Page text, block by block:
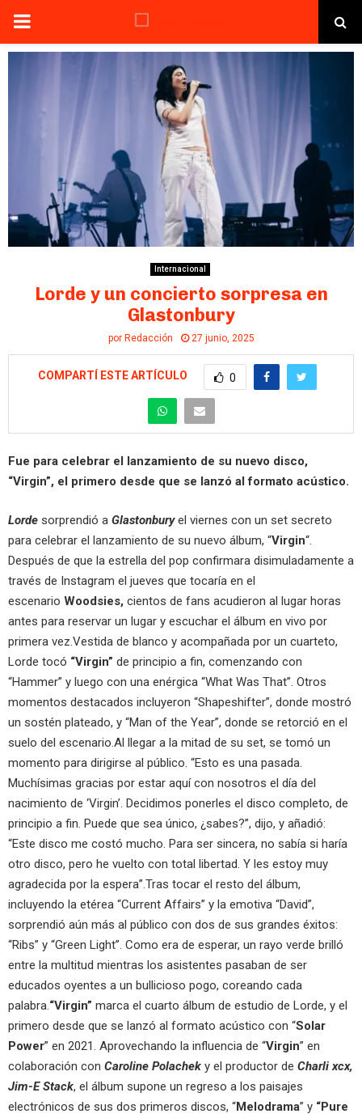
PRIMARY
Internacional
Lorde y un concierto sorpresa en
Glastonbury
por Redacción 27 junio, 2025
COMPARTÍ ESTE ARTÍCULO 0
Fue para celebrar el lanzamiento de su nuevo disco,
“Virgin”, el primero desde que se lanzó al formato acústico.
Lorde sorprendió a Glastonburyel viernes con un set secreto
para celebrar el lanzamiento de su nuevo álbum, “Virgin“.
Después de que la estrella del pop confirmara disimuladamente a
través de Instagram el jueves que tocaría en el
escenario Woodsies, cientos de fans acudieron al lugar horas
antes para reservar un lugar y escuchar el álbum en vivo por
primera vez.Vestida de blanco y acompañada por un cuarteto,
Lorde tocó “Virgin” de principio a fin, comenzando con
“Hammer” y luego con una enérgica “What Was That”. Otros
momentos destacados incluyeron “Shapeshifter”, donde mostró
un sostén plateado, y “Man of the Year”, donde se retorció en el
suelo del escenario.Al llegar a la mitad de su set, se tomó un
momento para dirigirse al público. “Esto es una pasada.
Muchísimas gracias por estar aquí con nosotros el día del
nacimiento de ‘Virgin’. Decidimos ponerles el disco completo, de
principio a fin. Puede que sea único, ¿sabes?”, dijo, y añadió:
“Este disco me costó mucho. Para ser sincera, no sabía si haría
otro disco, pero he vuelto con total libertad. Y les estoy muy
agradecida por la espera”.Tras tocar el resto del álbum,
incluyendo la etérea “Current Affairs” y la emotiva “David”,
sorprendió aún más al público con dos de sus grandes éxitos:
“Ribs” y “Green Light”. Como era de esperar, un rayo verde brilló
entre la multitud mientras los asistentes pasaban de ser
educados oyentes a un bullicioso pogo, coreando cada
palabra.“Virgin” marca el cuarto álbum de estudio de Lorde, y el
primero desde que se lanzó al formato acústico con “Solar
Power” en 2021. Aprovechando la influencia de “Virgin” en
colaboración con Caroline Polachek y el productor de Charli xcx,
Jim-E Stack, el álbum supone un regreso a los paisajes
electrónicos de sus dos primeros discos, “Melodrama” y “Pure